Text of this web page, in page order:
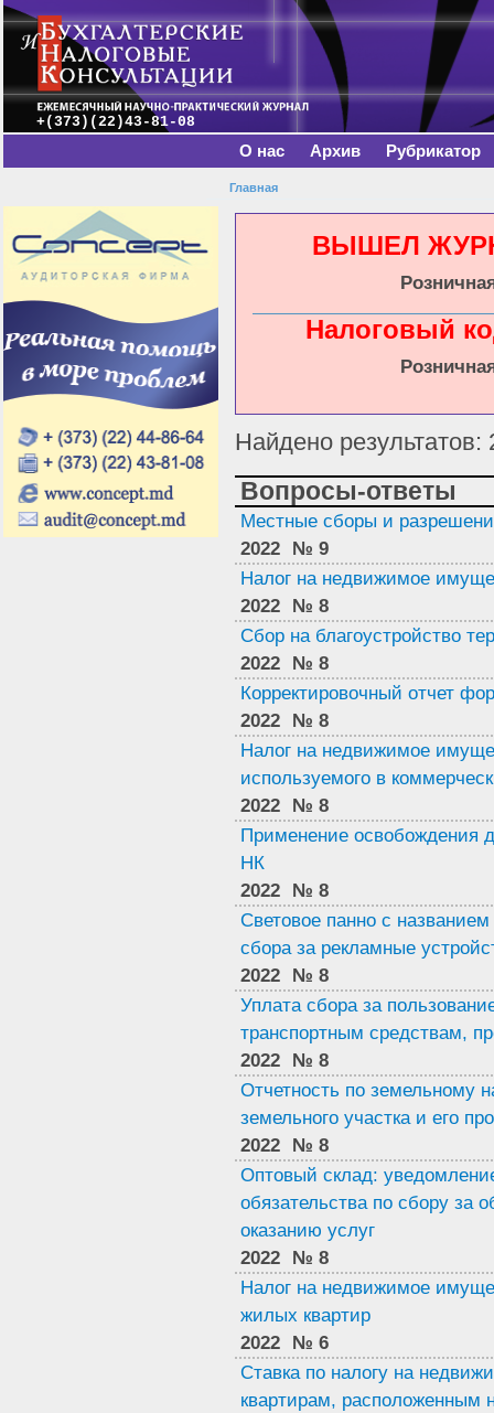
+(373)(22)43-81-08
Главное меню
О нас Архив Рубрикатор
Вы здесь
Главная
ВЫШЕЛ
Налоговый
Найдено результатов:
Вопросы-ответы
Местные сборы и
2022 № 9
Налог на недвижимое
2022 № 8
Сбор на благоустройство
2022 № 8
Корректировочный отчет
2022 № 8
Налог на недвижимое
используемого в
2022 № 8
Применение освобождения
НК
2022 № 8
Световое панно с
сбора за рекламные
2022 № 8
Уплата сбора за
транспортным средствам,
2022 № 8
Отчетность по земельному
земельного участка и его
2022 № 8
Оптовый склад:
обязательства по сбору за
оказанию услуг
2022 № 8
Налог на недвижимое
жилых квартир
2022 № 6
Ставка по налогу на
квартирам, расположенным